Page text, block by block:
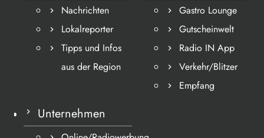
Nachrichten
Lokalreporter
Tipps und Infos
aus der Region
Gastro Lounge
Gutscheinwelt
Radio IN App
Verkehr/Blitzer
Empfang
Unternehmen